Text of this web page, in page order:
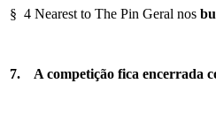
§ 4 Nearest to The Pin Geral nos
7. A competição fica encerrada